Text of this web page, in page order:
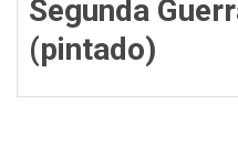
Segunda
(pintado)